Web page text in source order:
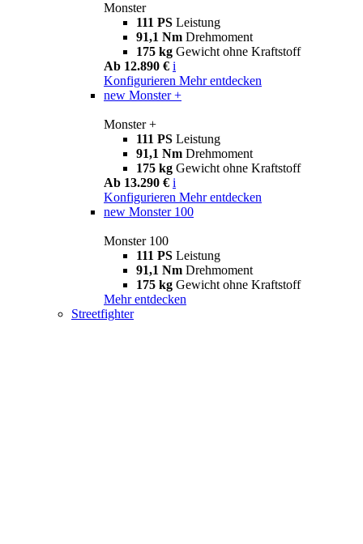
Monster
111 PS Leistung
91,1 Nm Drehmoment
175 kg Gewicht ohne Kraftstoff
Ab 12.890 € i
Konfigurieren Mehr entdecken
new Monster +
Monster +
111 PS Leistung
91,1 Nm Drehmoment
175 kg Gewicht ohne Kraftstoff
Ab 13.290 € i
Konfigurieren Mehr entdecken
new Monster 100
Monster 100
111 PS Leistung
91,1 Nm Drehmoment
175 kg Gewicht ohne Kraftstoff
Mehr entdecken
Streetfighter